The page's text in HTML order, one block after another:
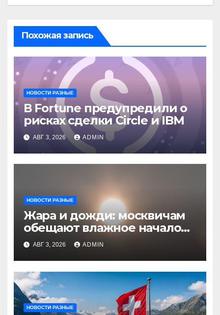
Похожая запись
НОВОСТИ РАЗНЫЕ
В Fortune предупредили о
рисках сделки Circle и IBM
АВГ 3, 2026 ADMIN
НОВОСТИ РАЗНЫЕ
Жара и дожди: москвичам
обещают влажное начало
августа
АВГ 3, 2026 ADMIN
НОВОСТИ РАЗНЫЕ